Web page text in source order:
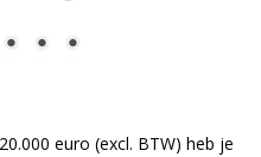
euro (excl. BTW) heb je